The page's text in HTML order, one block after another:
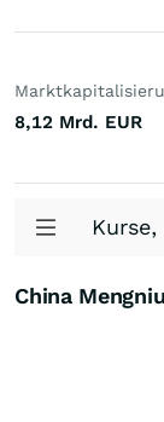
8,12 Mrd. EUR
China